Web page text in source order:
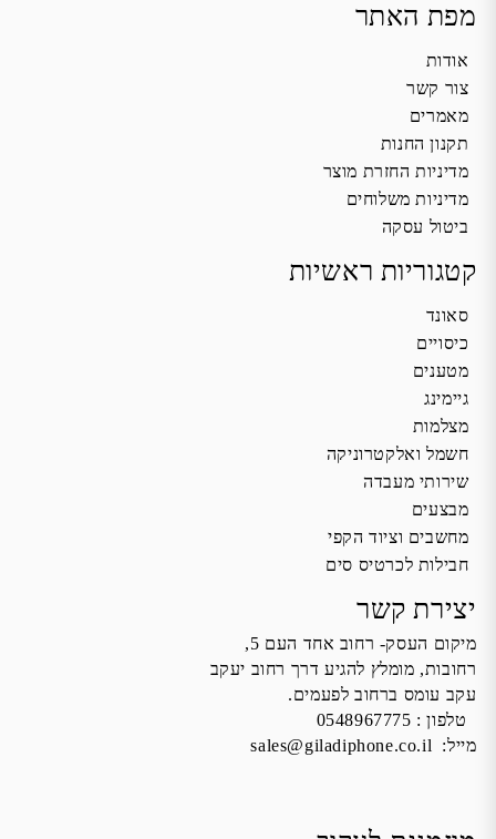
מפת האתר
אודות
צור קשר
מאמרים
תקנון החנות
מדיניות החזרת מוצר
מדיניות משלוחים
ביטול עסקה
קטגוריות ראשיות
סאונד
כיסויים
מטענים
גיימינג
מצלמות
חשמל ואלקטרוניקה
שירותי מעבדה
מבצעים
מחשבים וציוד הקפי
חבילות לכרטיס סים
יצירת קשר
מיקום העסק- רחוב אחד העם 5,
רחובות, מומלץ להגיע דרך רחוב יעקב
עקב עומס ברחוב לפעמים.
טלפון : 0548967775
מייל: sales@giladiphone.co.il